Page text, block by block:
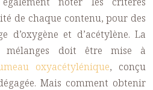
de chaque contenu, pour des
d’oxygène et d’acétylène. La
mélanges doit être mise à
oxyacétylénique, conçu
Mais comment obtenir